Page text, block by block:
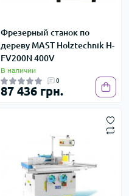
Фрезерный станок по
дереву MAST Holztechnik H-
FV200N 400V
В наличии
0
87 436 грн.